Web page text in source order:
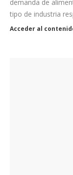
demanda de
tipo de industria
Acceder al